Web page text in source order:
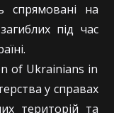
спрямовані на
під час
of Ukrainians in
у справах
територій та